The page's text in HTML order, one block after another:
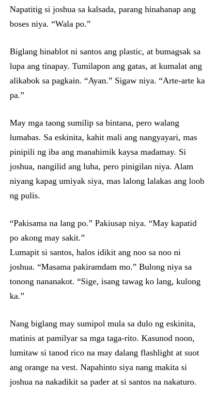
Napatitig si joshua sa kalsada, parang hinahanap ang
boses niya. “Wala po.”
Biglang hinablot ni santos ang plastic, at bumagsak sa
lupa ang tinapay. Tumilapon ang gatas, at kumalat ang
alikabok sa pagkain. “Ayan.” Sigaw niya. “Arte-arte ka
pa.”
May mga taong sumilip sa bintana, pero walang
lumabas. Sa eskinita, kahit mali ang nangyayari, mas
pinipili ng iba ang manahimik kaysa madamay. Si
joshua, nangilid ang luha, pero pinigilan niya. Alam
niyang kapag umiyak siya, mas lalong lalakas ang loob
ng pulis.
“Pakisama na lang po.” Pakiusap niya. “May kapatid
po akong may sakit.”
Lumapit si santos, halos idikit ang noo sa noo ni
joshua. “Masama pakiramdam mo.” Bulong niya sa
tonong nananakot. “Sige, isang tawag ko lang, kulong
ka.”
Nang biglang may sumipol mula sa dulo ng eskinita,
matinis at pamilyar sa mga taga-rito. Kasunod noon,
lumitaw si tanod rico na may dalang flashlight at suot
ang orange na vest. Napahinto siya nang makita si
joshua na nakadikit sa pader at si santos na nakaturo.